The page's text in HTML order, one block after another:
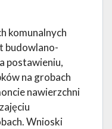
komunalnych
budowlano-
postawieniu,
na grobach
nawierzchni
Wnioski